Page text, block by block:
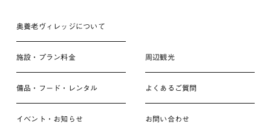
奥養老ヴィレッジについて
施設・プラン料金
備品・フード・レンタル
イベント・お知らせ
周辺観光
よくあるご質問
お問い合わせ